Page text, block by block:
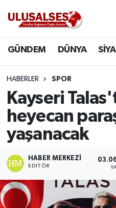
GÜNDEM DÜNYA
HABERLER SPOR
Kayseri
heyecan
yaşanacak
HABER MERKEZI
EDITÖR
DÜNYA
SİYASET
EKONOMİ
EĞİTİM
SAĞLIK
MAGAZİN
Trafik Durumu
Süper Lig Puan
Tüm Manşetler
Son Dakika Haberleri
Haber Arşivi